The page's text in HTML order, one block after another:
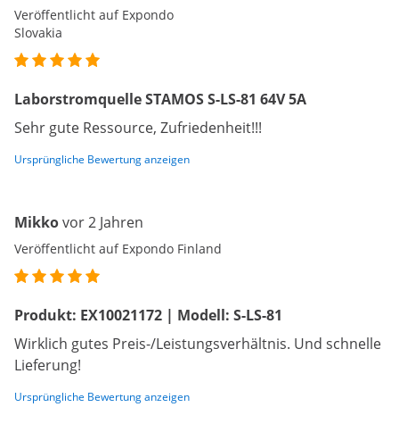
Veröffentlicht auf Expondo
Slovakia
Laborstromquelle STAMOS S-LS-81 64V 5A
Sehr gute Ressource, Zufriedenheit!!!
Ursprüngliche Bewertung anzeigen
Mikkovor 2 Jahren
Veröffentlicht auf Expondo Finland
Produkt: EX10021172 | Modell: S-LS-81
Wirklich gutes Preis-/Leistungsverhältnis. Und schnelle
Lieferung!
Ursprüngliche Bewertung anzeigen